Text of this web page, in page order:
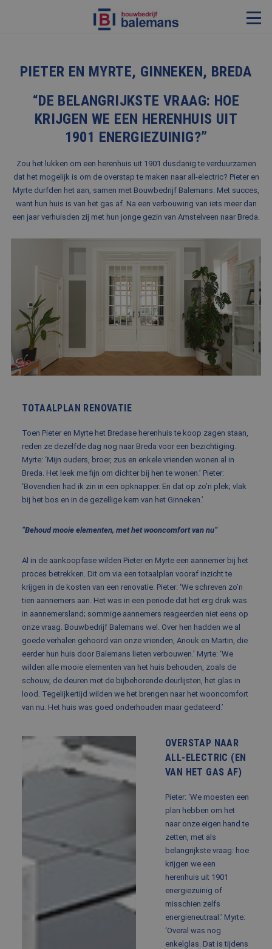
RESTAURATIE
KOZIJNEN & TIMMERWERK
KLEINERE WERKEN & ONDERHOUD
PROJECTEN
REFERENTIES
NIEUWS
BLOG
FAQ
CONTACT
WERKEN BIJ BALEMANS
PIETER EN MYRTE, GINNEKEN, BREDA
“DE BELANGRIJKSTE VRAAG: HOE
KRIJGEN WE EEN HERENHUIS UIT
1901 ENERGIEZUINIG?”
Zou het lukken om een herenhuis uit 1901 dusdanig te verduurzamen
dat het mogelijk is om de overstap te maken naar all-electric? Pieter en
Myrte durfden het aan, samen met Bouwbedrijf Balemans. Met succes,
want hun huis is van het gas af. Na een verbouwing van iets meer dan
een jaar verhuisden zij met hun jonge gezin van Amstelveen naar Breda.
TOTAALPLAN RENOVATIE
Toen Pieter en Myrte het Bredase herenhuis te koop zagen staan,
reden ze dezelfde dag nog naar Breda voor een bezichtiging.
Myrte: ‘Mijn ouders, broer, zus en enkele vrienden wonen al in
Breda. Het leek me fijn om dichter bij hen te wonen.’ Pieter:
‘Bovendien had ik zin in een opknapper. En dat op zo’n plek; vlak
bij het bos en in de gezellige kern van het Ginneken.’
“Behoud mooie elementen, met het wooncomfort van nu”
Al in de aankoopfase wilden Pieter en Myrte een aannemer bij het
proces betrekken. Dit om via een totaalplan vooraf inzicht te
krijgen in de kosten van een renovatie. Pieter: ‘We schreven zo’n
tien aannemers aan. Het was in een periode dat het erg druk was
in aannemersland; sommige aannemers reageerden niet eens op
onze vraag. Bouwbedrijf Balemans wel. Over hen hadden we al
goede verhalen gehoord van onze vrienden, Anouk en Martin, die
eerder hun huis door Balemans lieten verbouwen.’ Myrte: ‘We
wilden alle mooie elementen van het huis behouden, zoals de
schouw, de deuren met de bijbehorende deurlijsten, het glas in
lood. Tegelijkertijd wilden we het brengen naar het wooncomfort
van nu. Het huis was goed onderhouden maar gedateerd.’
OVERSTAP NAAR
ALL-ELECTRIC (EN
VAN HET GAS AF)
Pieter: ‘We moesten een
plan hebben om het
naar onze eigen hand te
zetten, met als
belangrijkste vraag: hoe
krijgen we een
herenhuis uit 1901
energiezuinig of
misschien zelfs
energieneutraal.’ Myrte:
‘Overal was nog
enkelglas. Dat is tijdens